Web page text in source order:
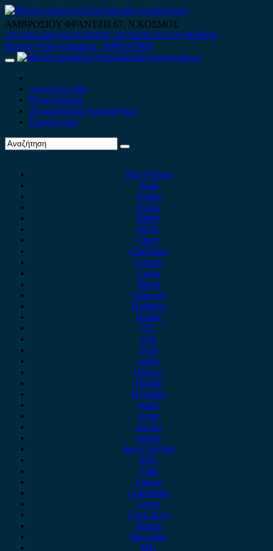
Skip
to
content
ΑΜΒΡΟΣΙΟΥ ΦΡΑΝΤΖΗ 67, Ν.ΚΟΣΜΟΣ
210 9012444 210 9239148 210 9238158 210 9026839
Κινητό-Viber-whatsapp : 6980507900
Primary
Αρχική Σελίδα
Ποιοί είμαστε
Ανταλλακτικά Αυτοκινήτων
Επικοινωνία
Alfa Romeo
Audi
Austin
Acura
BMW
BYD
Chery
Chevrolet
Citroen
Cupra
Dacia
Daewoo
Daihatsu
Dodge
DS
Fiat
Ford
Geely
Gonow
Honda
Hyundai
Isuzu
iveco
Jaecoo
Jaguar
Jeep Chrysler
KIA
Lada
Lancia
Leapmotor
Lexus
Lynk & co
Mazda
Mercedes
MG